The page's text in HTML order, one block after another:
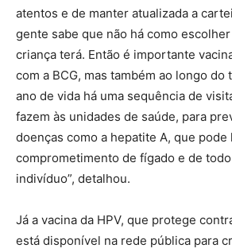
atentos e de manter atualizada a
gente sabe que não há como
criança terá. Então é importante
com a BCG, mas também ao longo
ano de vida há uma sequência de
fazem às unidades de saúde, para
doenças como a hepatite A, que pode
comprometimento de fígado e de
indivíduo”, detalhou.
Já a vacina da HPV, que protege
está disponível na rede pública para